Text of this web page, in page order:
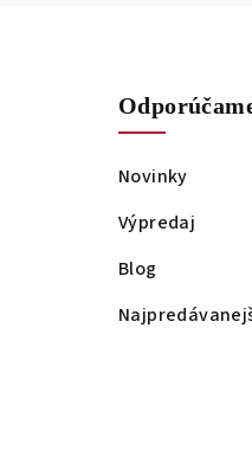
Novinky
Výpredaj
Blog